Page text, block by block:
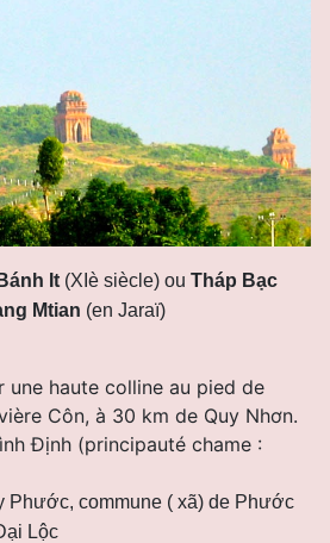
Bánh It (XIè siècle) ou Tháp Bạc
Mtian (en Jaraï)
une haute colline au pied de
Côn, à 30 km de Quy Nhơn.
Ðịnh (principauté chame :
Phước, commune ( xã) de Phước
Lộc